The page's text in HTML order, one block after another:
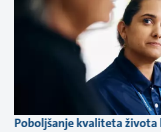
Poboljšanje kvaliteta života